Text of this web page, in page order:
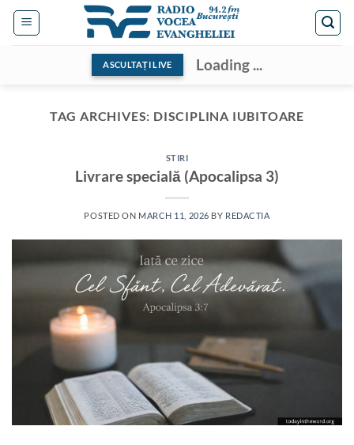
Skip
ASCULTAȚI LIVE Loading ...
TAG ARCHIVES: DISCIPLINA IUBITOARE
STIRI
Livrare specială (Apocalipsa 3)
POSTED ON MARCH 11, 2026 BY REDACTIA